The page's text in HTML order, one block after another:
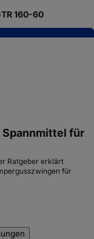
160-60
Spannmittel für
Ratgeber erklärt
für